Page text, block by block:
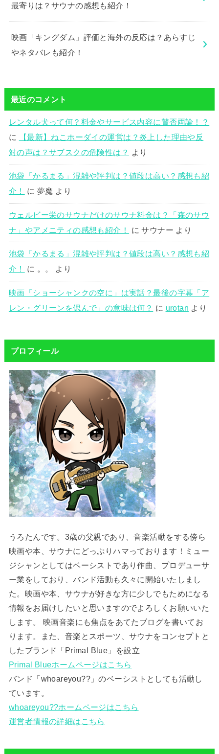
最寄りは？サウナの感想も紹介！
映画「キングダム」評価と海外の反応は？あらすじ
やネタバレも紹介！
最近のコメント
レンタル犬って何？料金やサービス内容に賛否両論！？
に
【最新】ねこホーダイの運営は？炎上した理由や反
対の声は？サブスクの危険性は？
より
池袋「かるまる」混雑や評判は？値段は高い？感想も紹
介！
に 夢魔 より
ウェルビー栄のサウナだけのサウナ料金は？「森のサウ
ナ」やアメニティの感想も紹介！
にサウナー より
池袋「かるまる」混雑や評判は？値段は高い？感想も紹
介！
に 。。 より
映画「ショーシャンクの空に」は実話？最後の字幕「ア
レン・グリーンを偲んで」の意味は何？ に urotan より
プロフィール
うろたんです。3歳の父親であり、音楽活動をする傍ら
映画や本、サウナにどっぷりハマっております！ミュー
ジシャンとしてはベーシストであり作曲、プロデューサ
ー業をしており、バンド活動も久々に開始いたしまし
た。映画や本、サウナが好きな方に少しでもためになる
情報をお届けしたいと思いますのでよろしくお願いいた
します。 映画音楽にも焦点をあてたブログを書いてお
ります。また、音楽とスポーツ、サウナをコンセプトと
したブランド「Primal Blue」を設立
Primal Blueホームページはこちら
バンド「whoareyou??」のベーシストとしても活動し
ています。
whoareyou??ホームページはこちら
運営者情報の詳細はこちら